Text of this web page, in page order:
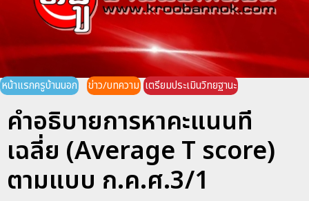
หน้าแรกครูบ้านนอก ข่าว/บทความ เตรียมประเมินวิทยฐานะ
คำอธิบายการหาคะแนนที
เฉลี่ย (Average T score)
ตามแบบ ก.ค.ศ.3/1